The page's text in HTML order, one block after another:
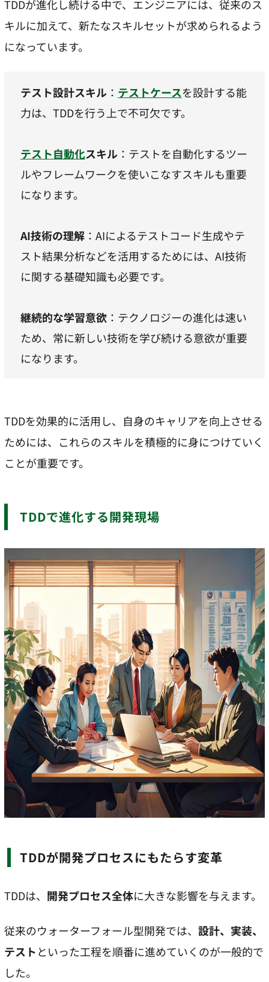
TDDが進化し続ける中で、エンジニアには、従来のス
キルに加えて、新たなスキルセットが求められるよう
になっています。
テスト設計スキル： テストケースを設計する能
力は、TDDを行う上で不可欠です。
テスト自動化スキル：テストを自動化するツー
ルやフレームワークを使いこなすスキルも重要
になります。
AI技術の理解：AIによるテストコード生成やテ
スト結果分析などを活用するためには、AI技術
に関する基礎知識も必要です。
継続的な学習意欲：テクノロジーの進化は速い
ため、常に新しい技術を学び続ける意欲が重要
になります。
TDDを効果的に活用し、自身のキャリアを向上させる
ためには、これらのスキルを積極的に身につけていく
ことが重要です。
TDDで進化する開発現場
TDDが開発プロセスにもたらす変革
TDDは、 開発プロセス全体に大きな影響を与えます。
従来のウォーターフォール型開発では、 設計、実装、
テストといった工程を順番に進めていくのが一般的で
した。